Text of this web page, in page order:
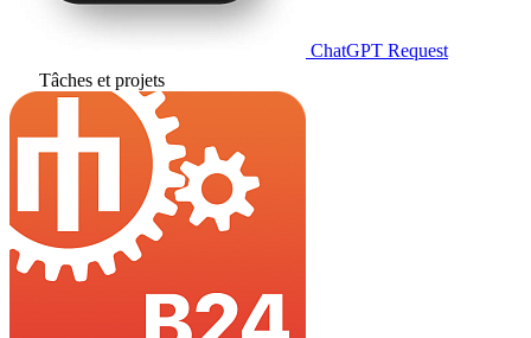
ChatGPT Request
Tâches et projets